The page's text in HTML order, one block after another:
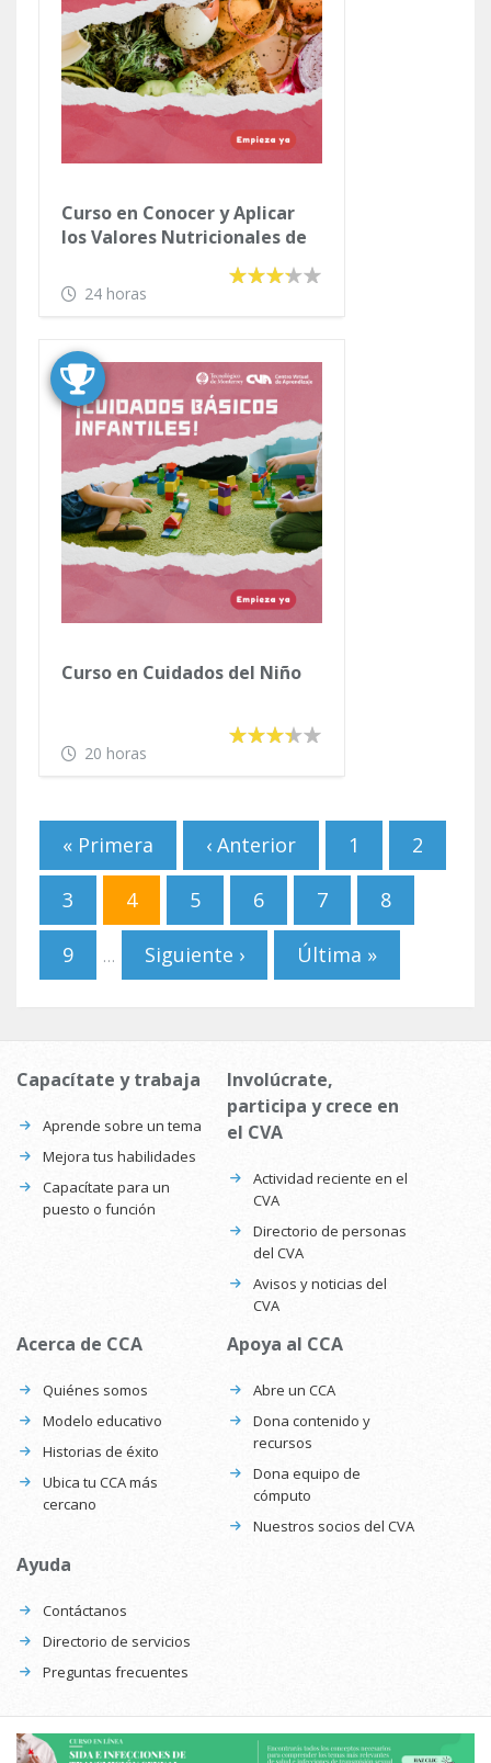
Curso en Conocer y Aplicar
los Valores Nutricionales de
24 horas
Curso en Cuidados del Niño
20 horas
Páginas
« Primera ‹ Anterior 1 2
3 4 5 6 7 8
9 … Siguiente › Última »
Capacítate y trabaja
Aprende sobre un tema
Mejora tus habilidades
Capacítate para un
puesto o función
Involúcrate,
participa y crece en
el CVA
Actividad reciente en el
CVA
Directorio de personas
del CVA
Avisos y noticias del
CVA
Acerca de CCA
Quiénes somos
Modelo educativo
Historias de éxito
Ubica tu CCA más
cercano
Apoya al CCA
Abre un CCA
Dona contenido y
recursos
Dona equipo de
cómputo
Nuestros socios del CVA
Ayuda
Contáctanos
Directorio de servicios
Preguntas frecuentes